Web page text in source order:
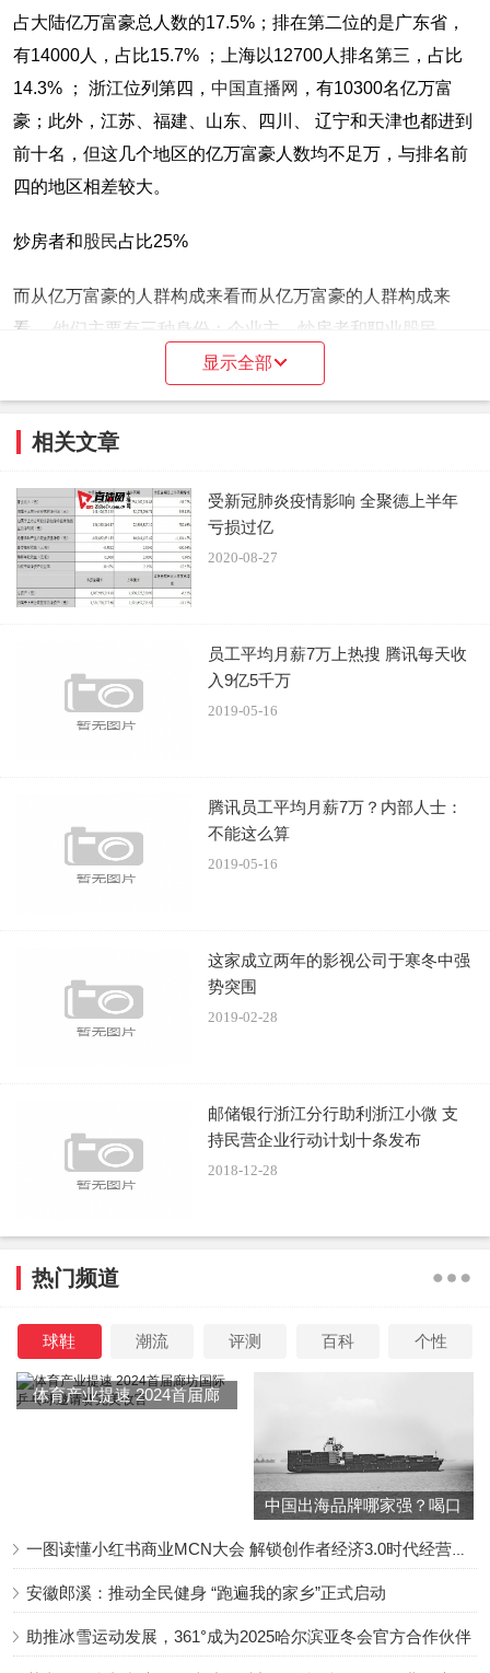
占大陆亿万富豪总人数的17.5%；排在第二位的是广东省，
有14000人，占比15.7% ；上海以12700人排名第三，占比
14.3% ； 浙江位列第四， 中国直播网 ，有10300名亿万富
豪；此外，江苏、福建、山东、四川、 辽宁和天津也都进到
前十名，但这几个地区的亿万富豪人数均不足万，与排名前
四的地区相差较大。
炒房者和 股民占比25%
而从亿万富豪的人群构成来看而从亿万富豪的人群构成来
看， 他们主要有三种身份：企业主、炒房者和职业 股民
企业主比例最高， 75% 的亿万富豪都是企业主 ；
炒房者 （主要指投资房地产，拥有数套房产的财富人士）次
职业股民（从事股票、期货等金融投资的专业人士）占比
10%。
显示全部
相关文章
受新冠肺炎疫情影响 全聚德上半年
亏损过亿
2020-08-27
员工平均月薪7万上热搜 腾讯每天收
入9亿5千万
2019-05-16
腾讯员工平均月薪7万？内部人士：
不能这么算
2019-05-16
这家成立两年的影视公司于寒冬中强
势突围
2019-02-28
邮储银行浙江分行助利浙江小微 支
持民营企业行动计划十条发布
2018-12-28
热门频道
球鞋 潮流 评测 百科 个性
体育产业提速 2024首届廊
中国出海品牌哪家强？喝口
安徽郎溪：推动全民健身 “跑遍我的家乡”正式启动
助推冰雪运动发展，361°成为2025哈尔滨亚冬会官方合作伙伴